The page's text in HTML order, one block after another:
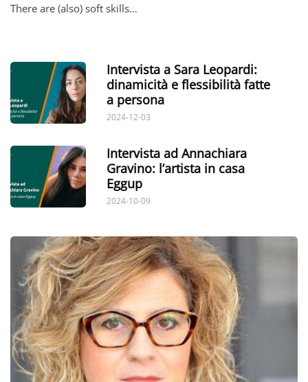
There are (also) soft skills…
Intervista a Sara Leopardi:
dinamicità e flessibilità fatte
a persona
2024-12-03
Intervista ad Annachiara
Gravino: l’artista in casa
Eggup
2024-10-09